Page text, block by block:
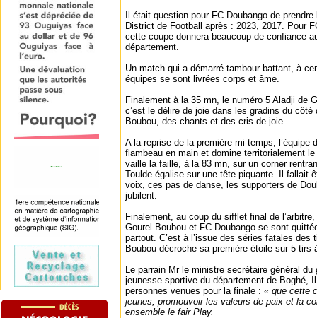
Il était question pour FC Doubango de
District de Football après : 2023, 2017. Pour
cette coupe donnera beaucoup de confiance
département.
Un match qui a démarré tambour battant, à
équipes se sont livrées corps et âme.
Finalement à la 35 mn, le numéro 5 Aladji de
c’est le délire de joie dans les gradins du
Boubou, des chants et des cris de joie.
A la reprise de la première mi-temps, l’équipe
flambeau en main et domine territorialement
vaille la faille, à la 83 mn, sur un corner
Toulde égalise sur une tête piquante. Il fallait
voix, ces pas de danse, les supporters de
jubilent.
Finalement, au coup du sifflet final de
Gourel Boubou et FC Doubango se sont
partout. C’est à l’issue des séries fatales des
Boubou décroche sa première étoile sur 5 tirs
Le parrain Mr le ministre secrétaire général
jeunesse sportive du département de Boghé,
personnes venues pour la finale : « que cette
jeunes, promouvoir les valeurs de paix et la
ensemble le fair Play.